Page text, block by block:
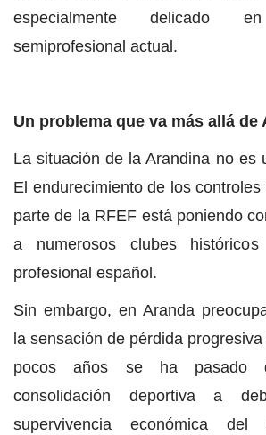
especialmente delicado
semiprofesional actual.
Un problema que va más allá de
La situación de la Arandina no es
El endurecimiento de los
parte de la RFEF está poniendo
a numerosos clubes
profesional español.
Sin embargo, en Aranda
la sensación de pérdida
pocos años se ha pasado
consolidación deportiva a
supervivencia económica